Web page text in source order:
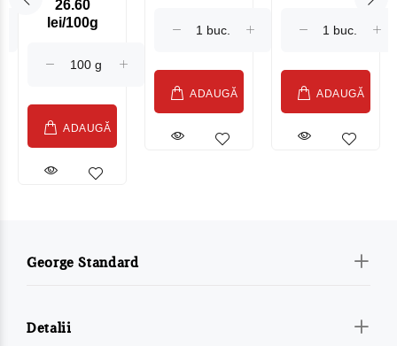
Maasdam
Sublime Cow
26.60
lei/100g
ADAUGĂ
ADAUGĂ ADAUGĂ
George Standard
Detalii